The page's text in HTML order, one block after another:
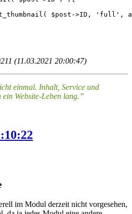
$post->ID, 'full',
(11.03.2021 20:00:47)
einmal. Inhalt, Service und
Website-Leben lang.”
im Modul derzeit nicht vorgesehen,